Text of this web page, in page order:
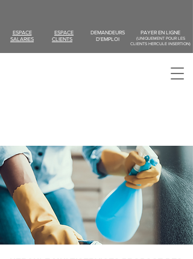
ESPACE
SALARIES
ESPACE
CLIENTS
DEMANDEURS
D'EMPLOI
PAYER EN LIGNE
(UNIQUEMENT POUR LES
CLIENTS HERCULE INSERTION)